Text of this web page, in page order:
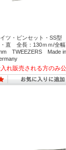
ツ・ピンセット・SS
直 全長：130ｍｍ/全幅
TWEEZERS Made in